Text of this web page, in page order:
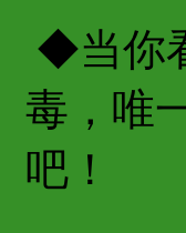
◆当你
毒，唯
吧！